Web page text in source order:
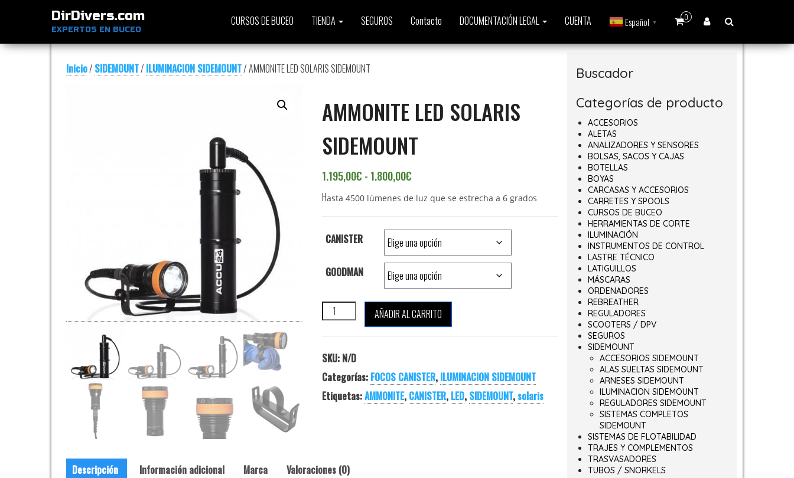
DirDivers.com
EXPERTOS EN BUCEO
0
CURSOS DE BUCEO TIENDA SEGUROS Contacto DOCUMENTACIÓN LEGAL CUENTA Español ▼
Inicio/ SIDEMOUNT/ ILUMINACION SIDEMOUNT/ AMMONITE LED SOLARIS SIDEMOUNT
AMMONITE LED SOLARIS
SIDEMOUNT
1.195,00€ - 1.800,00€Rango de precios: desde 1.195,00€ hasta 1.800,00€
Hasta 4500 lúmenes de luz que se estrecha a 6 grados
CANISTER
GOODMAN
AMMONITE LED SOLARIS SIDEMOUNT cantidad
AÑADIR AL CARRITO
SKU: N/D
Categorías: FOCOS CANISTER, ILUMINACION SIDEMOUNT
Etiquetas:AMMONITE, CANISTER, LED, SIDEMOUNT, solaris
Descripción Información adicional Marca Valoraciones (0)
Buscador
Categorías de producto
ACCESORIOS
ALETAS
ANALIZADORES Y SENSORES
BOLSAS, SACOS Y CAJAS
BOTELLAS
BOYAS
CARCASAS Y ACCESORIOS
CARRETES Y SPOOLS
CURSOS DE BUCEO
HERRAMIENTAS DE CORTE
ILUMINACIÓN
INSTRUMENTOS DE CONTROL
LASTRE TÉCNICO
LATIGUILLOS
MÁSCARAS
ORDENADORES
REBREATHER
REGULADORES
SCOOTERS / DPV
SEGUROS
SIDEMOUNT
ACCESORIOS SIDEMOUNT
ALAS SUELTAS SIDEMOUNT
ARNESES SIDEMOUNT
ILUMINACION SIDEMOUNT
REGULADORES SIDEMOUNT
SISTEMAS COMPLETOS
SIDEMOUNT
SISTEMAS DE FLOTABILIDAD
TRAJES Y COMPLEMENTOS
TRASVASADORES
TUBOS / SNORKELS